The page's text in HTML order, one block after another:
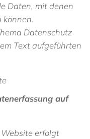
Daten, mit denen
Datenschutz
Text aufgeführten
auf
erfolgt